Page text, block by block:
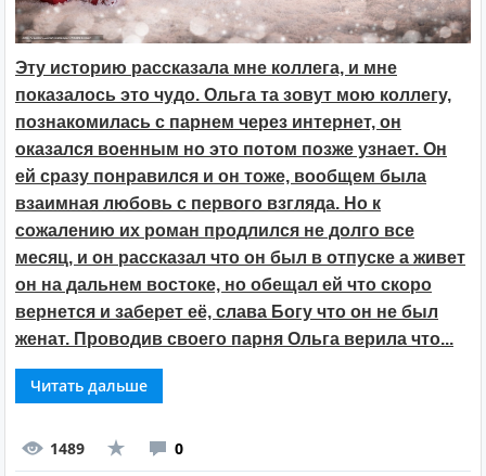
Эту историю рассказала мне коллега, и мне
показалось это чудо. Ольга та зовут мою коллегу,
познакомилась с парнем через интернет, он
оказался военным но это потом позже узнает. Он
ей сразу понравился и он тоже, вообщем была
взаимная любовь с первого взгляда. Но к
сожалению их роман продлился не долго все
месяц, и он рассказал что он был в отпуске а живет
он на дальнем востоке, но обещал ей что скоро
вернется и заберет её, слава Богу что он не был
женат. Проводив своего парня Ольга верила что...
Читать дальше
1489 0